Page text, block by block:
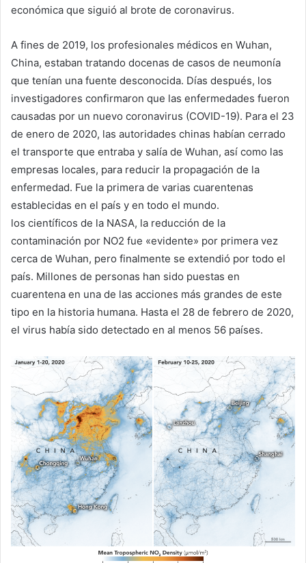
económica que siguió al brote de coronavirus.
A fines de 2019, los profesionales médicos en Wuhan,
China, estaban tratando docenas de casos de neumonía
que tenían una fuente desconocida. Días después, los
investigadores confirmaron que las enfermedades fueron
causadas por un nuevo coronavirus (COVID-19). Para el 23
de enero de 2020, las autoridades chinas habían cerrado
el transporte que entraba y salía de Wuhan, así como las
empresas locales, para reducir la propagación de la
enfermedad. Fue la primera de varias cuarentenas
establecidas en el país y en todo el mundo.
los científicos de la NASA, la reducción de la
contaminación por NO2 fue «evidente» por primera vez
cerca de Wuhan, pero finalmente se extendió por todo el
país. Millones de personas han sido puestas en
cuarentena en una de las acciones más grandes de este
tipo en la historia humana. Hasta el 28 de febrero de 2020,
el virus había sido detectado en al menos 56 países.